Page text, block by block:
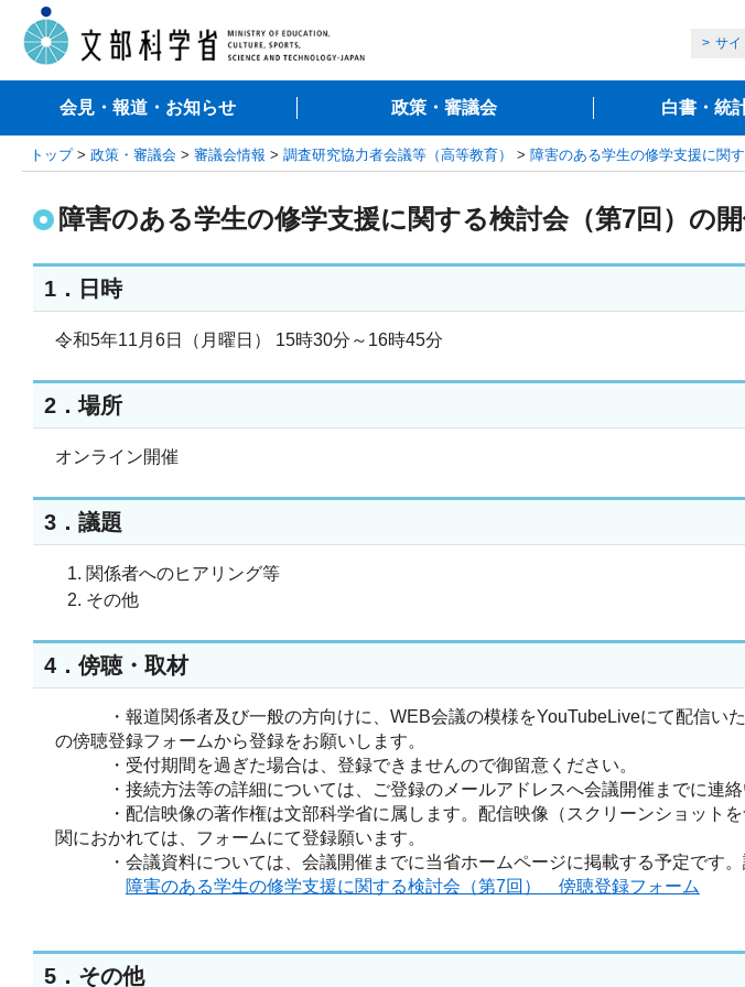
サイ
会見・報道・お知らせ 政策・審議会 白書・統
トップ> 政策・審議会 > 審議会情報 > 調査研究協力者会議等（高等教育） > 障害のある学生の修学支援に関
障害のある学生の修学支援に関する検討会（第7回）の
1．日時
令和5年11月6日（月曜日） 15時30分～16時45分
2．場所
オンライン開催
3．議題
関係者へのヒアリング等
その他
4．傍聴・取材
・報道関係者及び一般の方向けに、WEB会議の模様をYouTubeLiveにて配信いた
の傍聴登録フォームから登録をお願いします。
・受付期間を過ぎた場合は、登録できませんので御留意ください。
・接続方法等の詳細については、ご登録のメールアドレスへ会議開催までに連絡
・配信映像の著作権は文部科学省に属します。配信映像（スクリーンショットを
関におかれては、フォームにて登録願います。
・会議資料については、会議開催までに当省ホームページに掲載する予定です。
障害のある学生の修学支援に関する検討会（第7回） 傍聴登録フォーム
5．その他